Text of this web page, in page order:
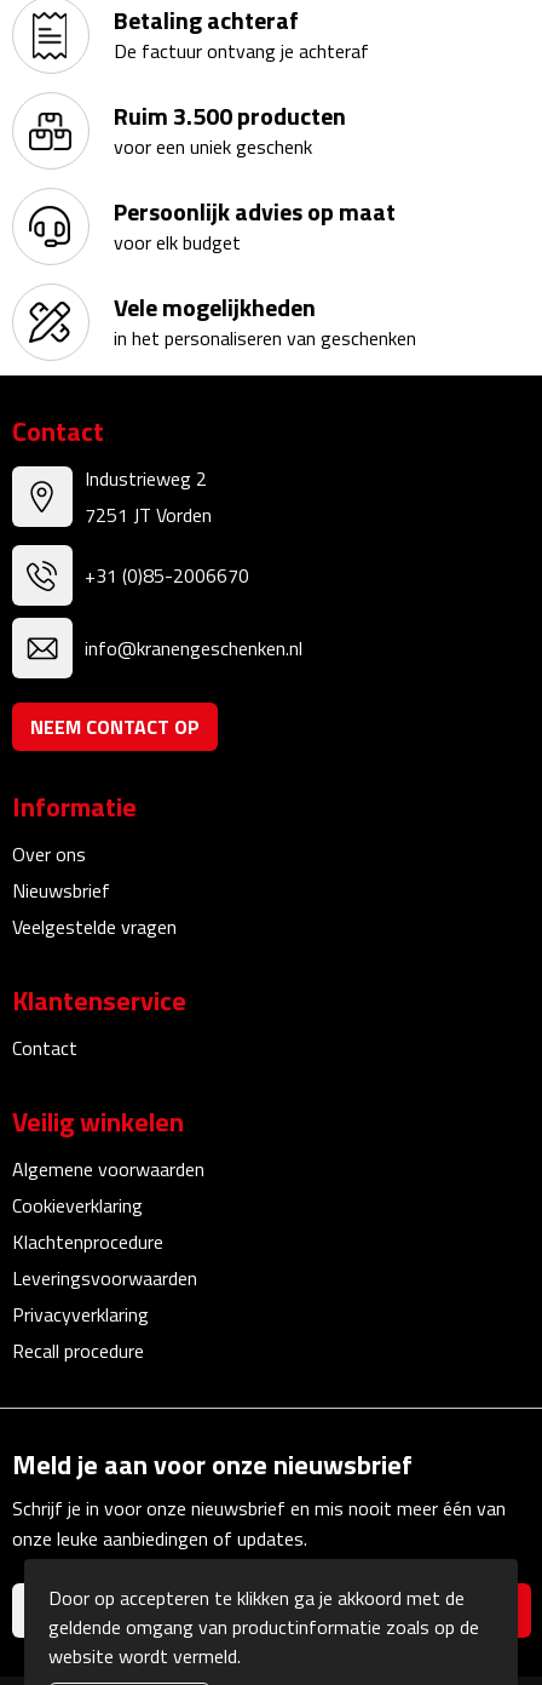
Agenda's
Kalenders
Beurs & Evenementen
Banners
Barmatten
Naambadges & naamkaarthouders
Visitekaartjes
Vlaggen
Bureau Toebehoren
Bureauklokken
Bureaulampen
Bureau onderleggers
Bureau organizers
Bureausets
Bureau ventilatoren
Briefopeners
Linialen
Magneten
Muismatten
Pennen etui's
Puntenslijpers
Rekenmachines
Documentmappen
Betaling achteraf
De factuur ontvang je achteraf
Ruim 3.500 producten
voor een uniek geschenk
Persoonlijk advies op maat
voor elk budget
Vele mogelijkheden
in het personaliseren van geschenken
Contact
Industrieweg 2
7251 JT Vorden
+31 (0)85-2006670
info@kranengeschenken.nl
NEEM CONTACT OP
Informatie
Over ons
Nieuwsbrief
Veelgestelde vragen
Klantenservice
Contact
Veilig winkelen
Algemene voorwaarden
Cookieverklaring
Klachtenprocedure
Leveringsvoorwaarden
Privacyverklaring
Recall procedure
Meld je aan voor onze nieuwsbrief
Schrijf je in voor onze nieuwsbrief en mis nooit meer één van
onze leuke aanbiedingen of updates.
Door op accepteren te klikken ga je akkoord met de
geldende omgang van productinformatie zoals op de
website wordt vermeld.